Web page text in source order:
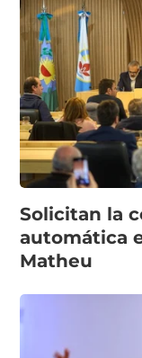
Solicitan la
automática
Matheu